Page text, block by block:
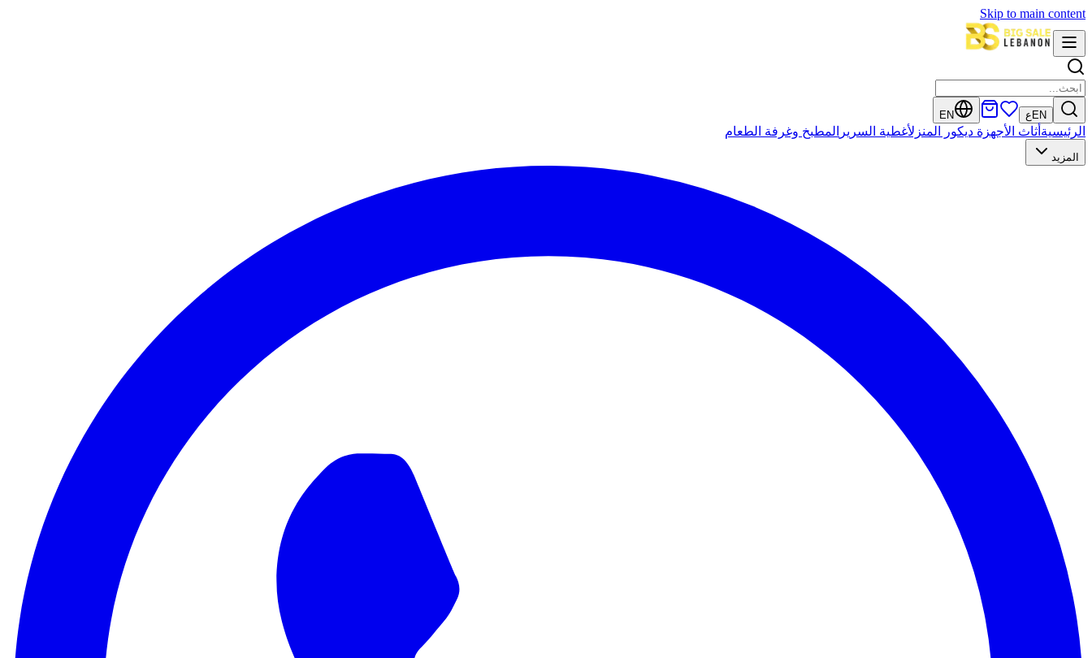
Skip to main content
EN ع EN
الرئيسية أثاث الأجهزة ديكور المنزلأغطية السرير المطبخ وغرفة الطعام
المزيد